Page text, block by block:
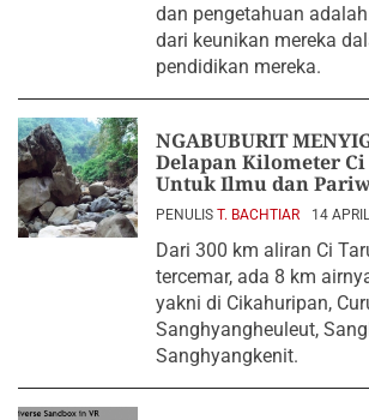
dan pengetahuan
dari keunikan mereka
pendidikan mereka.
NGABUBURIT
Delapan Kilometer
Untuk Ilmu dan
PENULIS T. BACHTIAR 14
Dari 300 km aliran Ci
tercemar, ada 8 km
yakni di Cikahuripan,
Sanghyangheuleut,
Sanghyangkenit.